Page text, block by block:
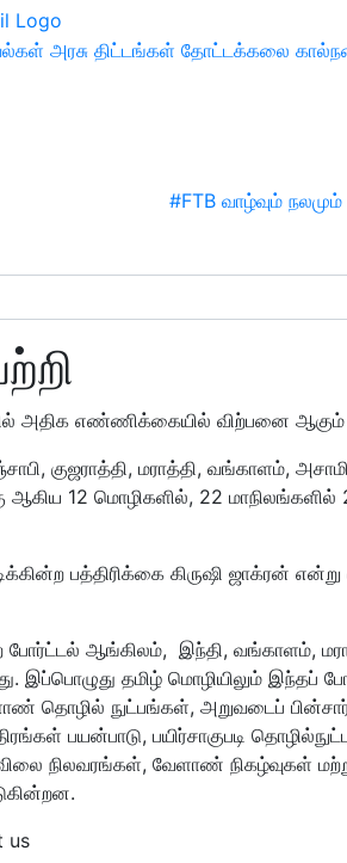
அரசு திட்டங்கள் தோட்டக்கலை
#FTB வாழ்வும் நலமும்
அதிக எண்ணிக்கையில் விற்பனை
குஜராத்தி, மராத்தி, வங்காளம்,
12 மொழிகளில், 22 மாநிலங்களில்
பத்திரிக்கை கிருஷி ஜாக்ரன்
போர்ட்டல் ஆங்கிலம், இந்தி, வங்காளம்,
இப்பொழுது தமிழ் மொழியிலும் இந்தப்
தொழில் நுட்பங்கள், அறுவடைப்
பயன்பாடு, பயிர்சாகுபடி
நிலவரங்கள், வேளாண் நிகழ்வுகள்
us